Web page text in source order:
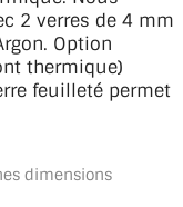
2 verres de 4 mm
Option
thermique)
feuilleté permet
dimensions